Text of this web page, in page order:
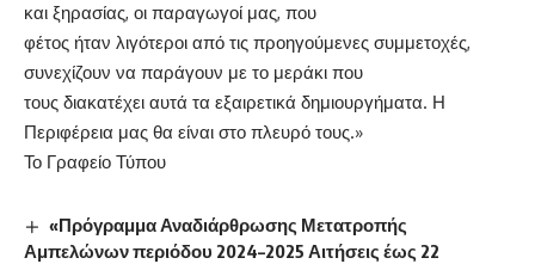
και ξηρασίας, οι παραγωγοί μας, που
φέτος ήταν λιγότεροι από τις προηγούμενες συμμετοχές,
συνεχίζουν να παράγουν με το μεράκι που
τους διακατέχει αυτά τα εξαιρετικά δημιουργήματα. Η
Περιφέρεια μας θα είναι στο πλευρό τους.»
Το Γραφείο Τύπου
«Πρόγραμμα Αναδιάρθρωσης Μετατροπής
Αμπελώνων περιόδου 2024–2025 Αιτήσεις έως 22